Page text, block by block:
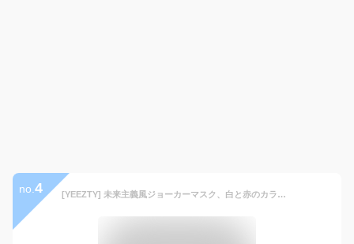
no. 4 [YEEZTY] 未来主義風ジョーカーマスク、白と赤のカラーリング。パンクスタイルの汚れた三つ編みと二次元キャラクターのコスチュームアクセサリー。ハロウィンパーティー用のCOSPLAYジョーカー用ウィッグとマスク。 (B)